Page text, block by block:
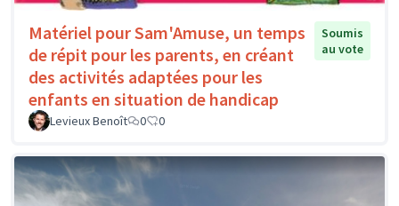
Matériel pour Sam'Amuse, un temps
de répit pour les parents, en créant
des activités adaptées pour les
enfants en situation de handicap
Soumis
au vote
Levieux Benoît 0 0